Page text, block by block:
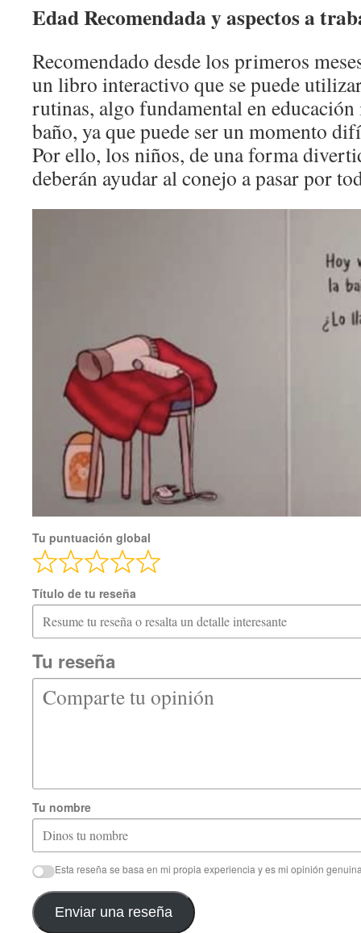
Edad Recomendada y aspectos a
Recomendado desde los primeros
un libro interactivo que se puede
rutinas, algo fundamental en
baño, ya que puede ser un momento
Por ello, los niños, de una forma
deberán ayudar al conejo a pasar por
Tu puntuación global
Título de tu reseña
Tu reseña
Tu nombre
Esta reseña se basa en mi propia experiencia y es mi opinión
Enviar una reseña